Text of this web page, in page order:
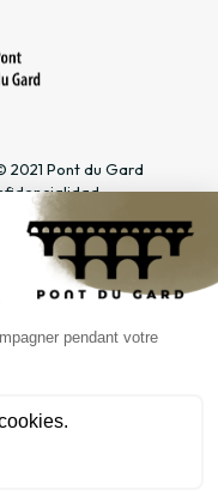
2021 Pont du Gard
DEDICADOS
del turismo &
& Escolar